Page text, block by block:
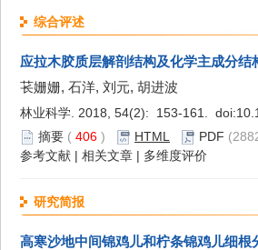
综合评述
应拉木胶质层解剖结构及化学主成分结
苌姗姗, 石洋, 刘元, 胡进波
林业科学. 2018, 54(2): 153-161. doi:
摘要 ( 406 ) HTML PDF
参考文献 | 相关文章 | 多维度评价
研究简报
高寒沙地中间锦鸡儿和柠条锦鸡儿细根